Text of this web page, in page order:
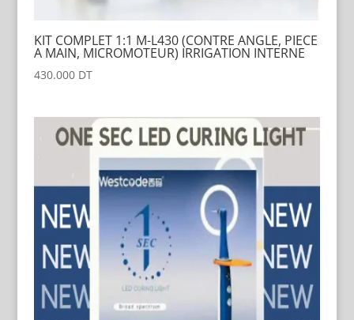
KIT COMPLET 1:1 M-L430 (CONTRE ANGLE, PIECE
A MAIN, MICROMOTEUR) IRRIGATION INTERNE
430.000DT